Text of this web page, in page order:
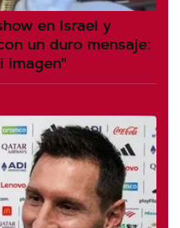
en Israel y
un duro mensaje:
imagen"